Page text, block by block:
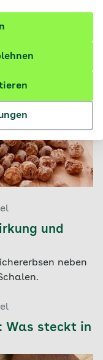
und
Was steckt in